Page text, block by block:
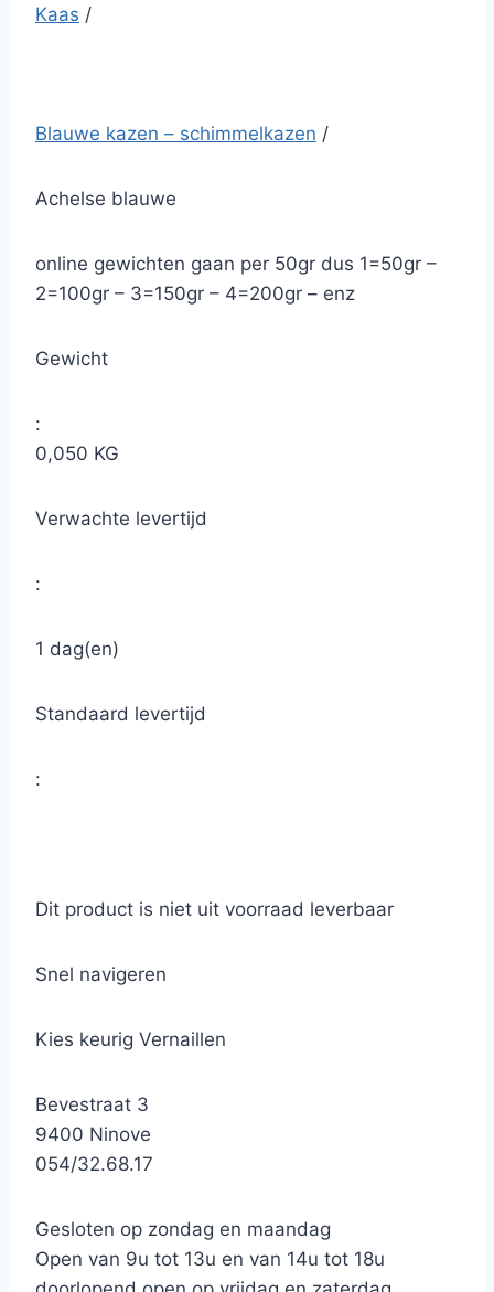
Kaas /
Blauwe kazen – schimmelkazen /
Achelse blauwe
online gewichten gaan per 50gr dus 1=50gr –
2=100gr – 3=150gr – 4=200gr – enz
Gewicht
:
0,050 KG
Verwachte levertijd
:
1 dag(en)
Standaard levertijd
:
Dit product is niet uit voorraad leverbaar
Snel navigeren
Kies keurig Vernaillen
Bevestraat 3
9400 Ninove
054/32.68.17
Gesloten op zondag en maandag
Open van 9u tot 13u en van 14u tot 18u